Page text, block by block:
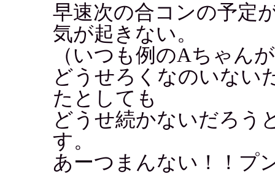
早速次の合コンの予定
気が起きない。
（いつも例のAちゃん
どうせろくなのいない
たとしても
どうせ続かないだろう
す。
あーつまんない！！プ